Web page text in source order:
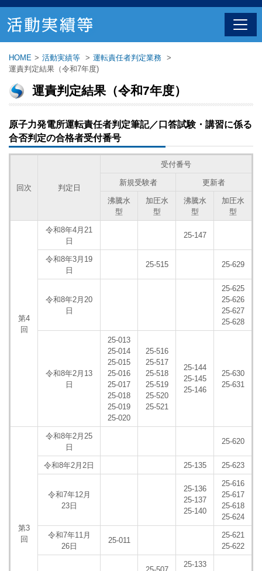
HOME > 活動実績等 > 運転責任者判定業務 >
運責判定結果（令和7年度)
運責判定結果（令和7年度）
原子力発電所運転責任者判定筆記／口答試験・講習に係る
合否判定の合格者受付番号
回次 判定日
受付番号
新規受験者 更新者
沸騰水
型
加圧水
型
沸騰水
型
加圧水
型
第4
回
令和8年4月21
日
25-147
令和8年3月19
日
25-515 25-629
令和8年2月20
日
25-625
25-626
25-627
25-628
令和8年2月13
日
25-013
25-014
25-015
25-016
25-017
25-018
25-019
25-020
25-516
25-517
25-518
25-519
25-520
25-521
25-144
25-145
25-146
25-630
25-631
第3
回
令和8年2月25
日
25-620
令和8年2月2日 25-135 25-623
令和7年12月
23日
25-136
25-137
25-140
25-616
25-617
25-618
25-624
令和7年11月
26日
25-011
25-621
25-622
25-133